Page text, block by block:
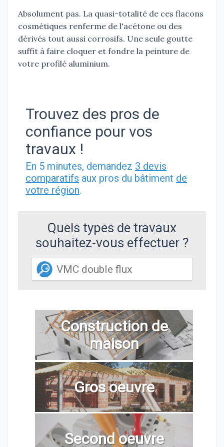
Absolument pas. La quasi-totalité de ces flacons
cosmétiques renferme de l'acétone ou des
dérivés tout aussi corrosifs. Une seule goutte
suffit à faire cloquer et fondre la peinture de
votre profilé aluminium.
Trouvez des pros de
confiance pour vos
travaux !
En 5 minutes, demandez 3 devis
comparatifs aux pros du bâtiment de
votre région.
Quels types de travaux
souhaitez-vous effectuer ?
Construction de
maison
Gros oeuvre
Second oeuvre